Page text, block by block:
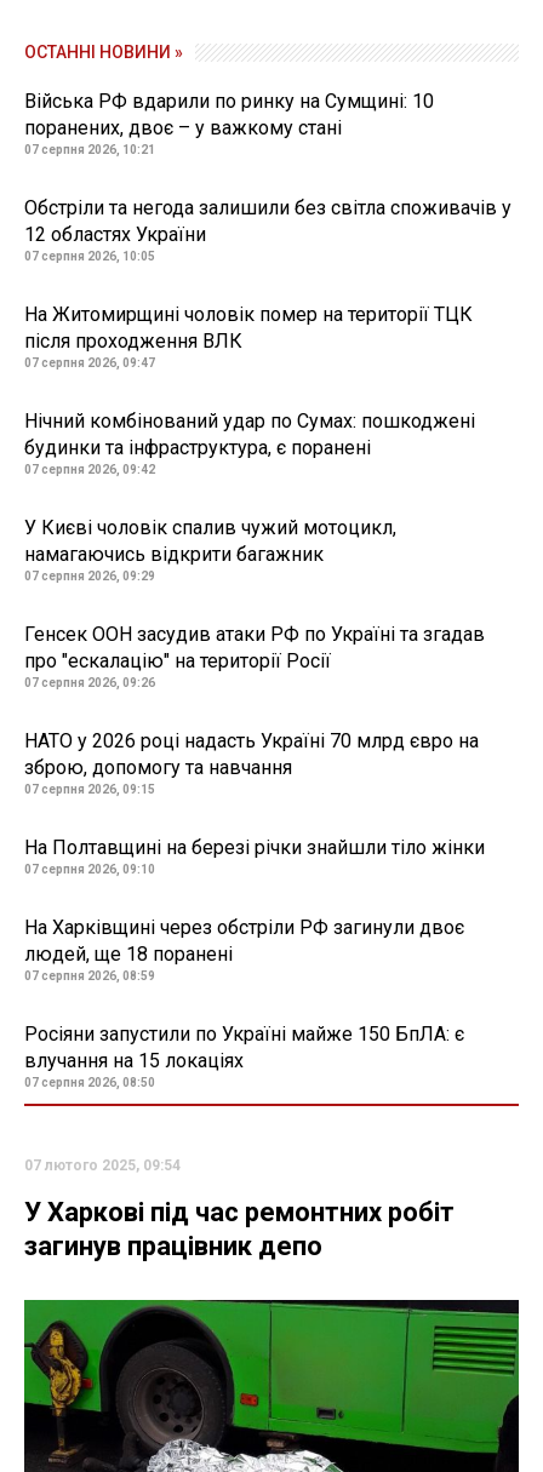
ОСТАННІ НОВИНИ »
Війська РФ вдарили по ринку на Сумщині: 10
поранених, двоє – у важкому стані
07 серпня 2026, 10:21
Обстріли та негода залишили без світла споживачів у
12 областях України
07 серпня 2026, 10:05
На Житомирщині чоловік помер на території ТЦК
після проходження ВЛК
07 серпня 2026, 09:47
Нічний комбінований удар по Сумах: пошкоджені
будинки та інфраструктура, є поранені
07 серпня 2026, 09:42
У Києві чоловік спалив чужий мотоцикл,
намагаючись відкрити багажник
07 серпня 2026, 09:29
Генсек ООН засудив атаки РФ по Україні та згадав
про "ескалацію" на території Росії
07 серпня 2026, 09:26
НАТО у 2026 році надасть Україні 70 млрд євро на
зброю, допомогу та навчання
07 серпня 2026, 09:15
На Полтавщині на березі річки знайшли тіло жінки
07 серпня 2026, 09:10
На Харківщині через обстріли РФ загинули двоє
людей, ще 18 поранені
07 серпня 2026, 08:59
Росіяни запустили по Україні майже 150 БпЛА: є
влучання на 15 локаціях
07 серпня 2026, 08:50
07 лютого 2025, 09:54
У Харкові під час ремонтних робіт
загинув працівник депо